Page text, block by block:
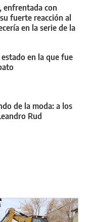
enfrentada con
fuerte reacción al
en la serie de la
en la que fue
de la moda: a los
Rud